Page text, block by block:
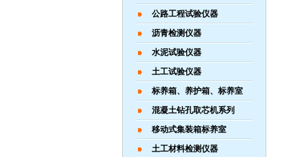
公路工程试验仪器
沥青检测仪器
水泥试验仪器
土工试验仪器
标养箱、养护箱、标养室
混凝土钻孔取芯机系列
移动式集装箱标养室
土工材料检测仪器